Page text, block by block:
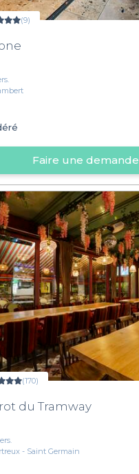
(9)
Faire une demande
(170)
du Tramway
- Saint Germain